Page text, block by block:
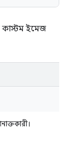
কাস্টম ইমেজ